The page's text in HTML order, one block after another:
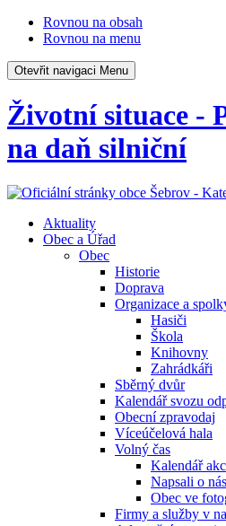
Rovnou na obsah
Rovnou na menu
Otevřit navigaci Menu
Životní situace -
na daň silniční
Aktuality
Obec a Úřad
Obec
Historie
Doprava
Organizace a
Hasiči
Škola
Knihovny
Zahrádkáři
Sběrný dvůr
Kalendář svozu
Obecní zpravodaj
Víceúčelová hala
Volný čas
Kalendář
Napsali o nás
Obec ve
Firmy a služby v